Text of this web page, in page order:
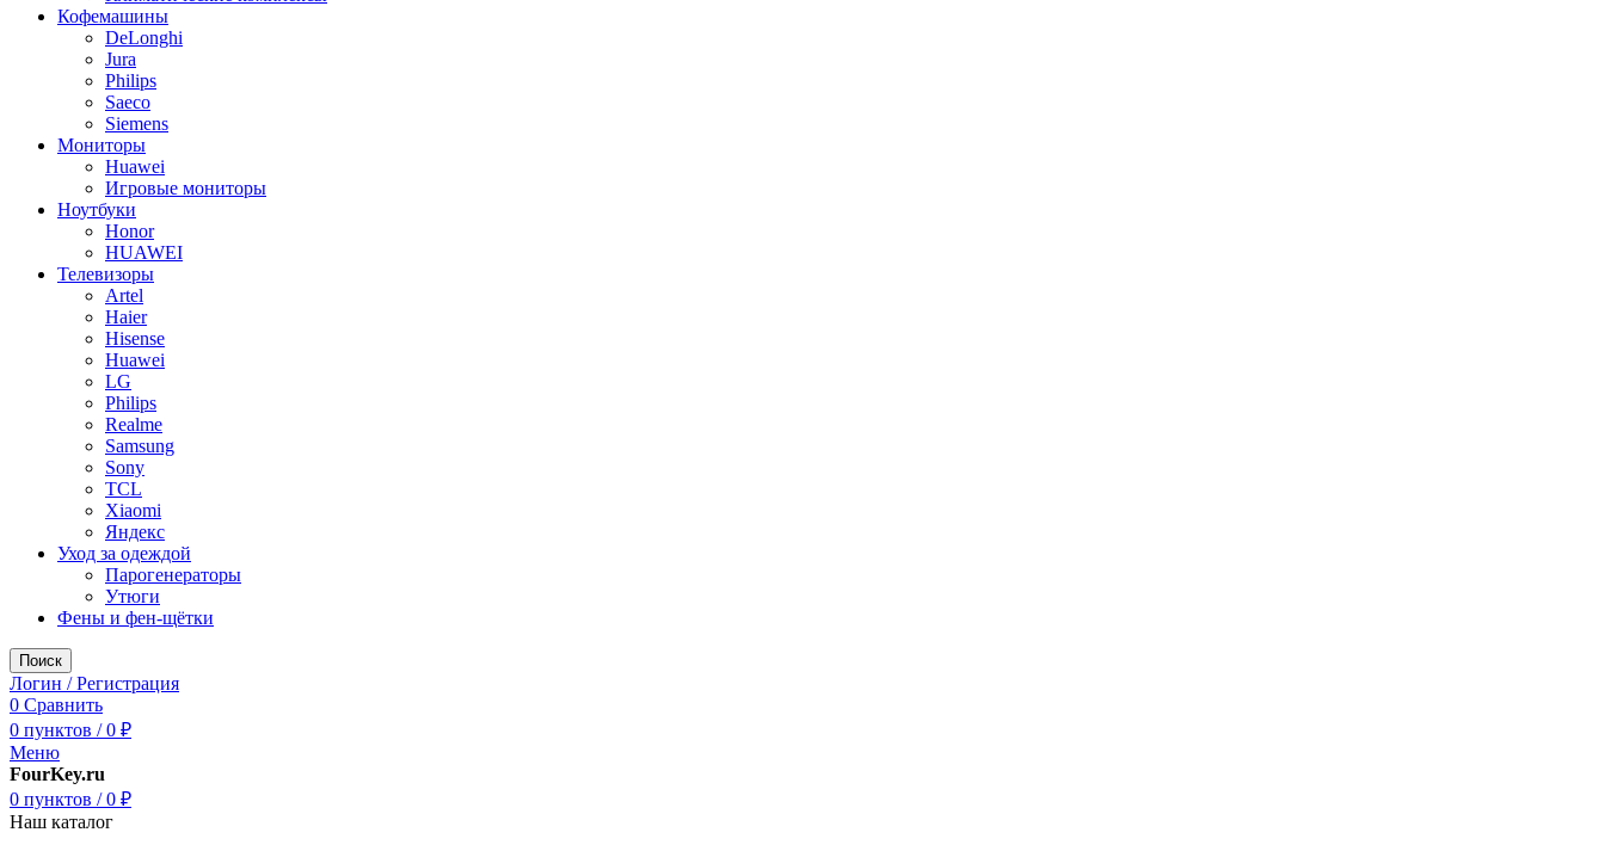
Кофемашины
DeLonghi
Jura
Philips
Saeco
Siemens
Мониторы
Huawei
Игровые мониторы
Ноутбуки
Honor
HUAWEI
Телевизоры
Artel
Haier
Hisense
Huawei
LG
Philips
Realme
Samsung
Sony
TCL
Xiaomi
Яндекс
Уход за одеждой
Парогенераторы
Утюги
Фены и фен-щётки
Поиск
Логин / Регистрация
0 Сравнить
0 пунктов / 0 ₽
Меню
FourKey.ru
0 пунктов / 0 ₽
Наш каталог